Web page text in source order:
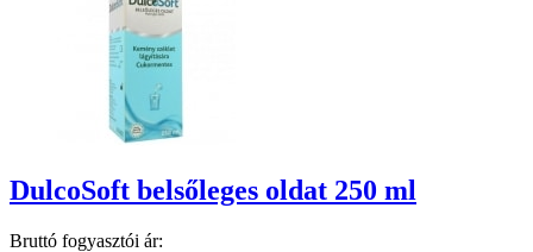
DulcoSoft belsőleges oldat 250 ml
Bruttó fogyasztói ár: